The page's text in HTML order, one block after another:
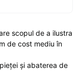
scopul de a ilustra
de cost mediu în
și abaterea de